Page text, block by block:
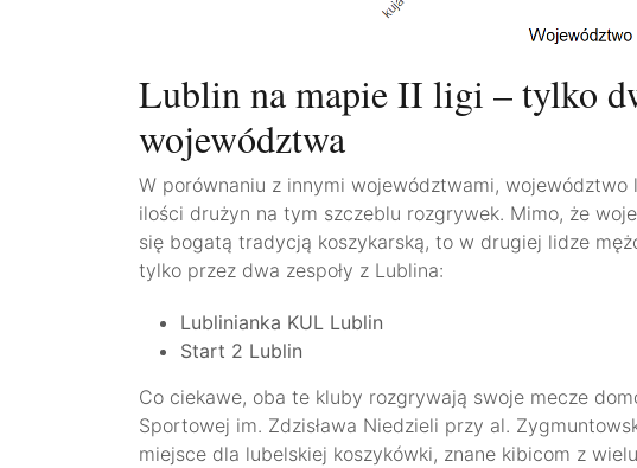
Lublin na mapie II ligi – tylko
województwa
W porównaniu z innymi województwami,
ilości drużyn na tym szczeblu rozgrywek. Mimo, że
się bogatą tradycją koszykarską, to w drugiej lidze
tylko przez dwa zespoły z Lublina:
Lublinianka KUL Lublin
Start 2 Lublin
Co ciekawe, oba te kluby rozgrywają swoje mecze
Sportowej im. Zdzisława Niedzieli przy al.
miejsce dla lubelskiej koszykówki, znane kibicom z